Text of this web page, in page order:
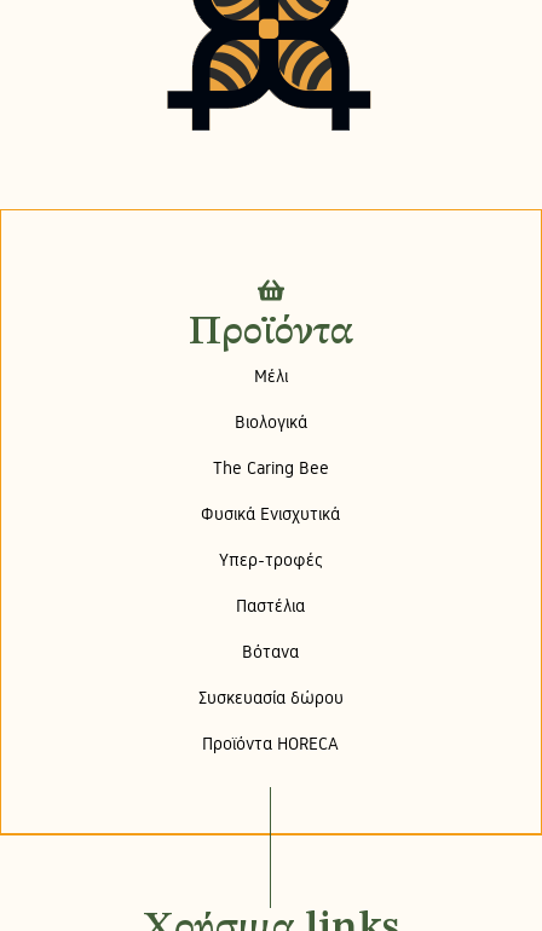
Προϊόντα
Μέλι
Βιολογικά
The Caring Bee
Φυσικά Ενισχυτικά
Υπερ-τροφές
Παστέλια
Βότανα
Συσκευασία δώρου
Προϊόντα HORECA